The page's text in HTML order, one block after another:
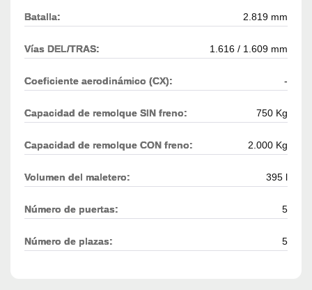
Batalla: 2.819 mm
Vías DEL/TRAS: 1.616 / 1.609 mm
Coeficiente aerodinámico (CX): -
Capacidad de remolque SIN freno: 750 Kg
Capacidad de remolque CON freno: 2.000 Kg
Volumen del maletero: 395 l
Número de puertas: 5
Número de plazas: 5